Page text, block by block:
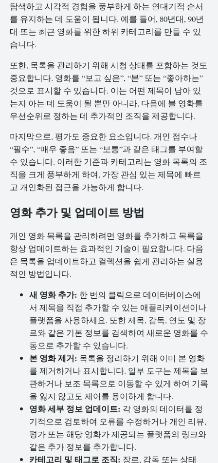
탐색하고 시각적 경험을 풍부하게 하는 연대기적 순서
를 유지하는 데 도움이 됩니다. 예를 들어, 80년대, 90년
대 또는 최근 영화를 위한 하위 카테고리를 만들 수 있
습니다.
또한, 목록을 관리하기 위해 시청 상태를 포함하는 것도
중요합니다. 영화를 “보고 싶은”, “본” 또는 “좋아하는”
것으로 표시할 수 있습니다. 이는 어떤 제목이 남아 있
는지 아는 데 도움이 될 뿐만 아니라, 다음에 볼 영화를
우선순위로 정하는 데 추가적인 조직을 제공합니다.
마지막으로, 평가도 중요한 요소입니다. 개인 점수나
“필수”, “매우 좋음” 또는 “보통”과 같은 태그를 부여할
수 있습니다. 이러한 기준과 카테고리는 영화 목록의 조
직을 크게 풍부하게 하여, 가장 관심 있는 제목에 빠르
고 개인화된 접근을 가능하게 합니다.
영화 추가 및 업데이트 방법
개인 영화 목록을 관리하려면 영화를 추가하고 목록을
항상 업데이트하는 효과적인 기술이 필요합니다. 다음
은 목록을 업데이트하고 컬렉션을 쉽게 관리하는 실용
적인 방법입니다.
새 영화 추가: 한 번의 클릭으로 데이터베이스에
서 제목을 직접 추가할 수 있는 애플리케이션이나
플랫폼을 사용하세요. 또한 제목, 감독, 연도 및 장
르와 같은 기본 정보를 검색하여 새로운 영화를 수
동으로 추가할 수 있습니다.
본 영화 제거: 목록을 정리하기 위해 이미 본 영화
를 제거하거나 표시합니다. 일부 도구는 제목을 보
관하거나 보조 목록으로 이동할 수 있게 하여 기록
을 잃지 않고도 제어를 용이하게 합니다.
영화 세부 정보 업데이트: 각 영화의 데이터를 정
기적으로 검토하여 오류를 수정하거나 개인 리뷰,
평가 또는 해당 영화가 제공되는 플랫폼의 링크와
같은 추가 정보를 추가합니다.
카테고리 및 태그로 조직: 장르, 감독 또는 상태